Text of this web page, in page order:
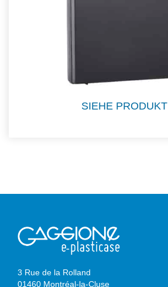
SIEHE PRODUKT
3 Rue de la Rolland
01460 Montréal-la-Cluse